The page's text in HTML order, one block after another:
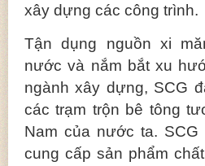
xây dựng các công trình.
Tận dụng nguồn xi
nước và nắm bắt xu
ngành xây dựng, SCG
các trạm trộn bê tông
Nam của nước ta. SCG
cung cấp sản phẩm